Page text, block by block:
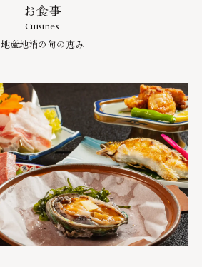
お食事
Cuisines
地産地消の旬の恵み